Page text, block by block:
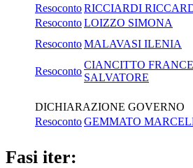
ResocontoRICCIARDI
ResocontoLOIZZO SIMONA
ResocontoMALAVASI ILENIA
Resoconto
CIANCITTO
SALVATORE
DICHIARAZIONE GOVERNO
ResocontoGEMMATO
Fasi iter: